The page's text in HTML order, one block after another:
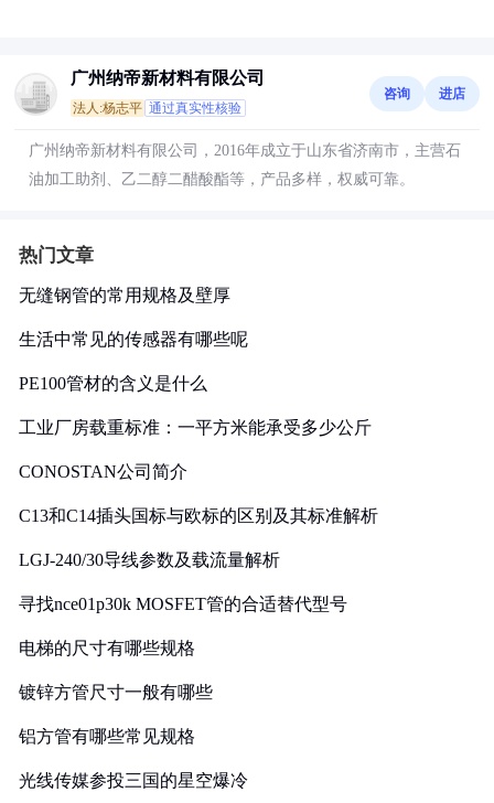
广州纳帝新材料有限公司
法人:杨志平 通过真实性核验
咨询 进店
广州纳帝新材料有限公司，2016年成立于山东省济南市，主营石
油加工助剂、乙二醇二醋酸酯等，产品多样，权威可靠。
热门文章
无缝钢管的常用规格及壁厚
生活中常见的传感器有哪些呢
PE100管材的含义是什么
工业厂房载重标准：一平方米能承受多少公斤
CONOSTAN公司简介
C13和C14插头国标与欧标的区别及其标准解析
LGJ-240/30导线参数及载流量解析
寻找nce01p30k MOSFET管的合适替代型号
电梯的尺寸有哪些规格
镀锌方管尺寸一般有哪些
铝方管有哪些常见规格
光线传媒参投三国的星空爆冷